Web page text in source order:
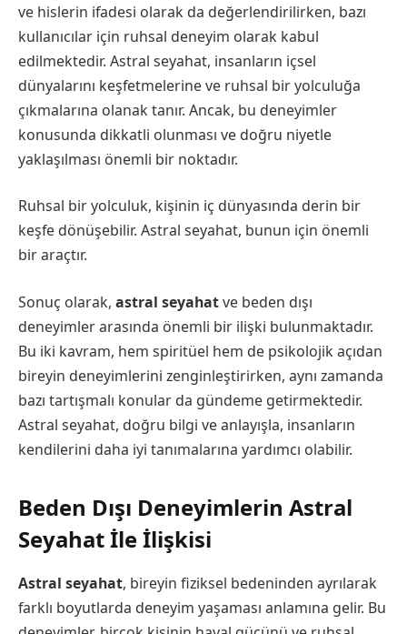
ve hislerin ifadesi olarak da değerlendirilirken, bazı
kullanıcılar için ruhsal deneyim olarak kabul
edilmektedir. Astral seyahat, insanların içsel
dünyalarını keşfetmelerine ve ruhsal bir yolculuğa
çıkmalarına olanak tanır. Ancak, bu deneyimler
konusunda dikkatli olunması ve doğru niyetle
yaklaşılması önemli bir noktadır.
Ruhsal bir yolculuk, kişinin iç dünyasında derin bir
keşfe dönüşebilir. Astral seyahat, bunun için önemli
bir araçtır.
Sonuç olarak, astral seyahatve beden dışı
deneyimler arasında önemli bir ilişki bulunmaktadır.
Bu iki kavram, hem spiritüel hem de psikolojik açıdan
bireyin deneyimlerini zenginleştirirken, aynı zamanda
bazı tartışmalı konular da gündeme getirmektedir.
Astral seyahat, doğru bilgi ve anlayışla, insanların
kendilerini daha iyi tanımalarına yardımcı olabilir.
Beden Dışı Deneyimlerin Astral
Seyahat İle İlişkisi
Astral seyahat, bireyin fiziksel bedeninden ayrılarak
farklı boyutlarda deneyim yaşaması anlamına gelir. Bu